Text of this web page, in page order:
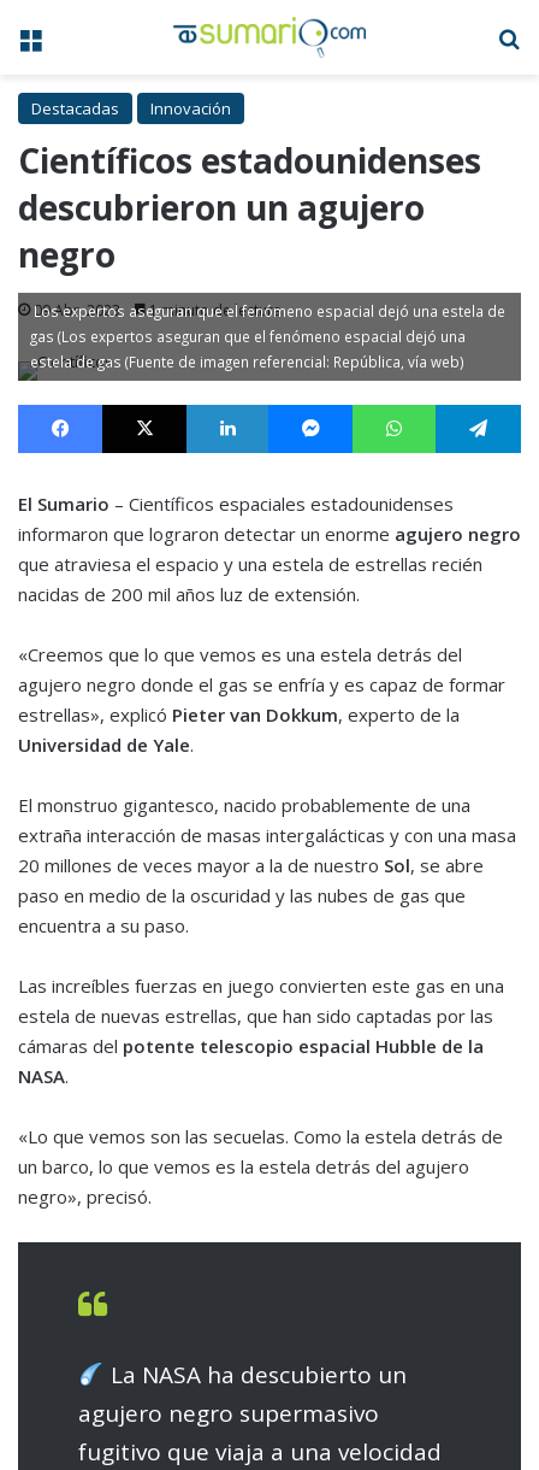
Menú
Destacadas Innovación
Científicos estadounidenses
descubrieron un agujero
negro
09 Abr, 2023 1 minuto de lectura
Los expertos aseguran que el fenómeno espacial dejó una estela de
gas (Los expertos aseguran que el fenómeno espacial dejó una
estela de gas (Fuente de imagen referencial: República, vía web)
Facebook X LinkedIn MessengerWhatsApp
El Sumario – Científicos espaciales estadounidenses
informaron que lograron detectar un enorme agujero negro
que atraviesa el espacio y una estela de estrellas recién
nacidas de 200 mil años luz de extensión.
«Creemos que lo que vemos es una estela detrás del
agujero negro donde el gas se enfría y es capaz de formar
estrellas», explicó Pieter van Dokkum, experto de la
Universidad de Yale.
El monstruo gigantesco, nacido probablemente de una
extraña interacción de masas intergalácticas y con una masa
20 millones de veces mayor a la de nuestro Sol, se abre
paso en medio de la oscuridad y las nubes de gas que
encuentra a su paso.
Las increíbles fuerzas en juego convierten este gas en una
estela de nuevas estrellas, que han sido captadas por las
cámaras del potente telescopio espacial Hubble de la
NASA.
«Lo que vemos son las secuelas. Como la estela detrás de
un barco, lo que vemos es la estela detrás del agujero
negro», precisó.
La NASA ha descubierto un
agujero negro supermasivo
fugitivo que viaja a una velocidad